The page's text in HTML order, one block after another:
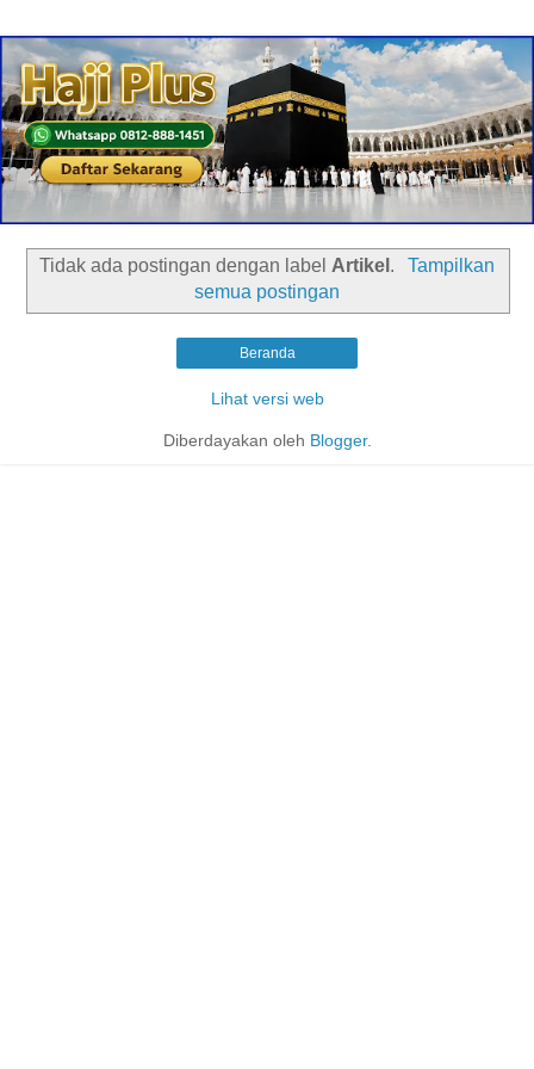
Tidak ada postingan dengan label Artikel .
Tampilkan
semua postingan
Beranda
Lihat versi web
Diberdayakan oleh Blogger.